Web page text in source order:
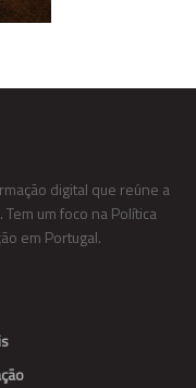
digital que reúne a
um foco na Política
em Portugal.